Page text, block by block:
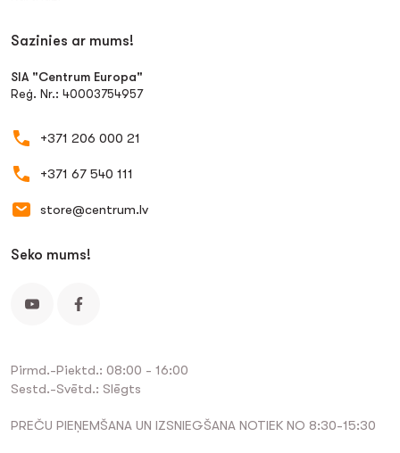
Sazinies ar mums!
SIA "Centrum Europa"
Reģ. Nr.: 40003754957
+371 206 000 21
+371 67 540 111
store@centrum.lv
Seko mums!
Pirmd.-Piektd.: 08:00 - 16:00
Sestd.-Svētd.: Slēgts
PREČU PIEŅEMŠANA UN IZSNIEGŠANA NOTIEK NO 8:30-15:30